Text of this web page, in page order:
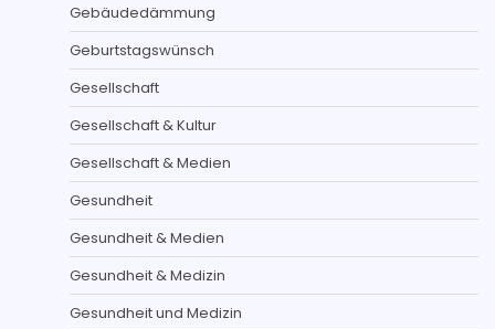
Gebäudedämmung
Geburtstagswünsch
Gesellschaft
Gesellschaft & Kultur
Gesellschaft & Medien
Gesundheit
Gesundheit & Medien
Gesundheit & Medizin
Gesundheit und Medizin